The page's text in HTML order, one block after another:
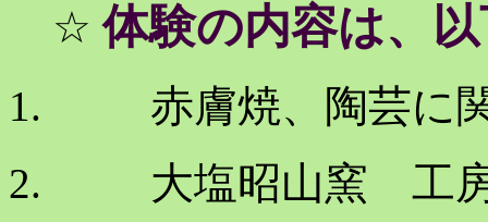
☆体験の内容は、
赤膚焼、陶芸に関
大塩昭山窯 工